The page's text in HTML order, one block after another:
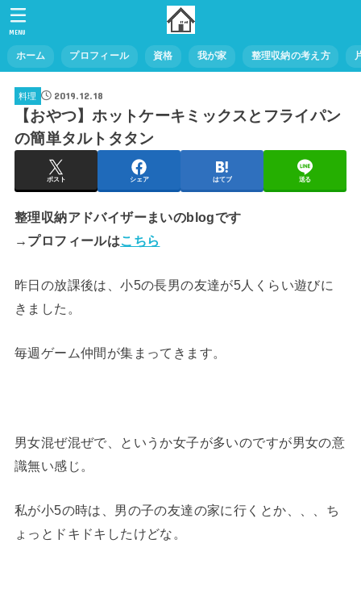
ホーム プロフィール 資格 我が家 整理収納の考え方
MENU
料理 2019.12.18
【おやつ】ホットケーキミックスとフライパン
の簡単タルトタタン
ポスト シェア はてブ 送る
整理収納アドバイザーまいのblogです
→プロフィールはこちら
昨日の放課後は、小5の長男の友達が5人くらい遊びに
きました。
毎週ゲーム仲間が集まってきます。
男女混ぜ混ぜで、というか女子が多いのですが男女の意
識無い感じ。
私が小5の時は、男の子の友達の家に行くとか、、、ち
ょっとドキドキしたけどな。